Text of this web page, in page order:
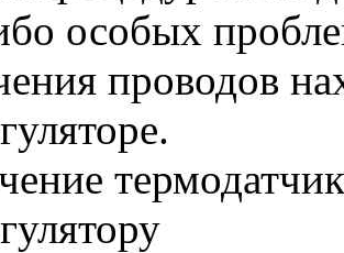
особых
проводов